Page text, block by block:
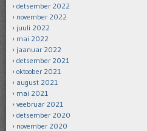
detsember 2022
november 2022
juuli 2022
mai 2022
jaanuar 2022
detsember 2021
oktoober 2021
august 2021
mai 2021
veebruar 2021
detsember 2020
november 2020